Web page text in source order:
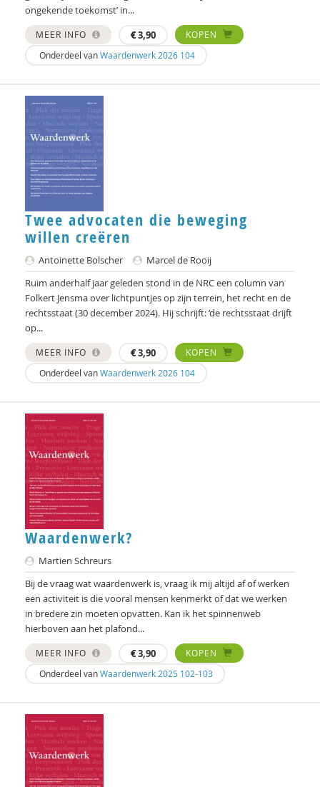
Simone van Dongen
Gerard Drosterij
Iris Hartog
Henriette Hoogenkamp
Rik Hospers
Rob Hundman
André ierdsma
Pieter Ippel
Ruud Kaulingfreks
Marije Klomp
Esther Kopmels
Harry Kunneman
Harry Kunneman
Arnt Mein
Frans Melissen
Erna Molenaar
Mieke Moor
Lars Moratis
Fenna Mossel
H. Muijen
Jan Nap
Patrick Nullens
Tom van Oeffelt
Jurriën ood
Henk Oosterling
ongekende toekomst’ in...
MEER INFO €3,90
KOPEN
Onderdeel vanWaardenwerk 2026 104
Twee advocaten die beweging
willen creëren
Antoinette Bolscher
Marcel de Rooij
Ruim anderhalf jaar geleden stond in de NRC een column van
Folkert Jensma over lichtpuntjes op zijn terrein, het recht en de
rechtsstaat (30 december 2024). Hij schrijft: ‘de rechtsstaat drijft
op...
MEER INFO €3,90
KOPEN
Onderdeel vanWaardenwerk 2026 104
Waardenwerk?
Martien Schreurs
Bij de vraag wat waardenwerk is, vraag ik mij altijd af of werken
een activiteit is die vooral mensen kenmerkt of dat we werken
in bredere zin moeten opvatten. Kan ik het spinnenweb
hierboven aan het plafond...
MEER INFO €3,90
KOPEN
Onderdeel vanWaardenwerk 2025 102-103